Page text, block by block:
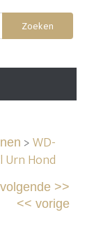
Zoeken
>WD-
Urn Hond
volgende>>
<< vorige